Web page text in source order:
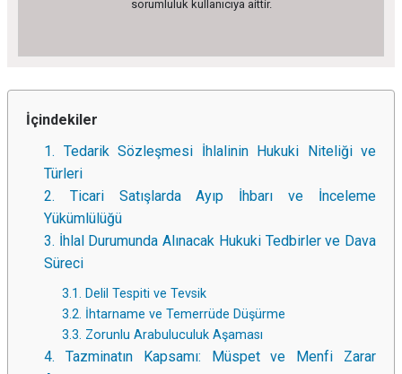
sorumluluk kullanıcıya aittir.
İçindekiler
1. Tedarik Sözleşmesi İhlalinin Hukuki Niteliği ve
Türleri
2. Ticari Satışlarda Ayıp İhbarı ve İnceleme
Yükümlülüğü
3. İhlal Durumunda Alınacak Hukuki Tedbirler ve Dava
Süreci
3.1. Delil Tespiti ve Tevsik
3.2. İhtarname ve Temerrüde Düşürme
3.3. Zorunlu Arabuluculuk Aşaması
4. Tazminatın Kapsamı: Müspet ve Menfi Zarar